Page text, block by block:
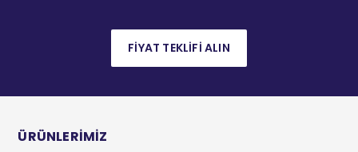
FİYAT TEKLİFİ ALIN
ÜRÜNLERİMİZ